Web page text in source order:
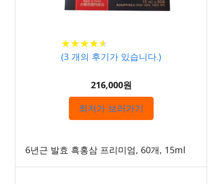
★★★★★
★★★★★
(3 개의 후기가 있습니다.)
216,000원
최저가 보러가기
6년근 발효 흑홍삼 프리미엄, 60개, 15ml